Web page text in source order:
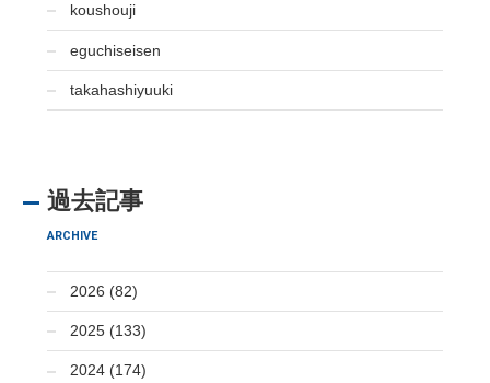
koushouji
eguchiseisen
takahashiyuuki
過去記事
ARCHIVE
2026 (82)
2025 (133)
2024 (174)